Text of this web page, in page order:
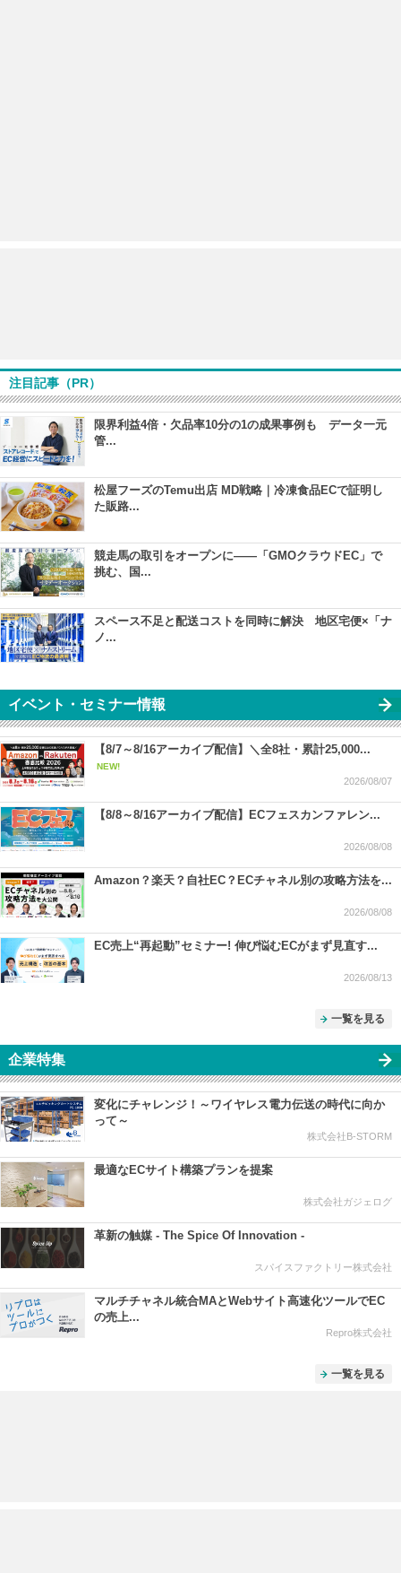
注目記事（PR）
限界利益4倍・欠品率10分の1の成果事例も データ一元
管...
松屋フーズのTemu出店 MD戦略｜冷凍食品ECで証明し
た販路...
競走馬の取引をオープンに――「GMOクラウドEC」で
挑む、国...
スペース不足と配送コストを同時に解決 地区宅便×「ナ
ノ...
イベント・セミナー情報
【8/7～8/16アーカイブ配信】＼全8社・累計25,000...
NEW!
2026/08/07
【8/8～8/16アーカイブ配信】ECフェスカンファレン...
2026/08/08
Amazon？楽天？自社EC？ECチャネル別の攻略方法を...
2026/08/08
EC売上“再起動”セミナー! 伸び悩むECがまず見直す...
2026/08/13
一覧を見る
企業特集
変化にチャレンジ！～ワイヤレス電力伝送の時代に向か
って～
株式会社B-STORM
最適なECサイト構築プランを提案
株式会社ガジェログ
革新の触媒 - The Spice Of Innovation -
スパイスファクトリー株式会社
マルチチャネル統合MAとWebサイト高速化ツールでEC
の売上...
Repro株式会社
一覧を見る